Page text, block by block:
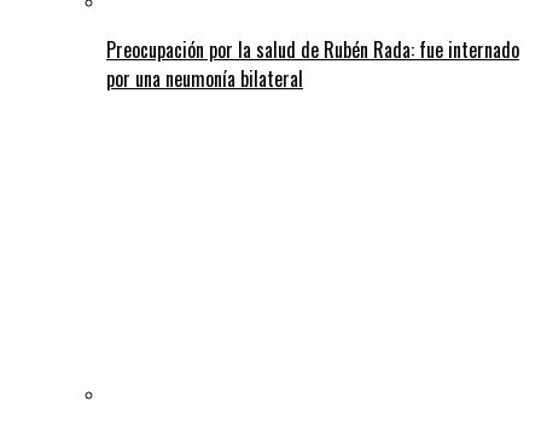
Preocupación por la salud de Rubén Rada: fue internado
por una neumonía bilateral